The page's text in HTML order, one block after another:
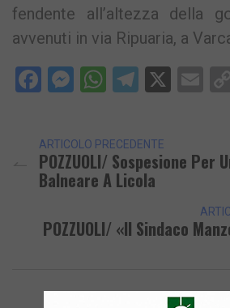
fendente all’altezza della
avvenuti in via Ripuaria, a
Facebook
Messenger
WhatsApp
Telegram
X
ARTICOLO PRECEDENTE
POZZUOLI/ Sospesione Per
Balneare A Licola
POZZUOLI/ «Il Sindaco